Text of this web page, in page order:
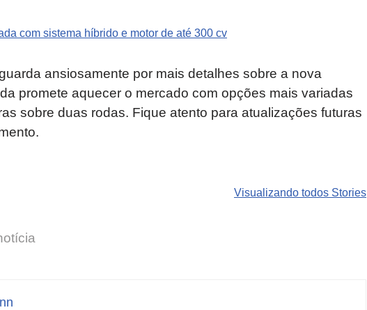
com sistema híbrido e motor de até 300 cv
ansiosamente por mais detalhes sobre a nova
promete aquecer o mercado com opções mais variadas
sobre duas rodas. Fique atento para atualizações futuras
Visualizando todos Stories
roubados que
marcas